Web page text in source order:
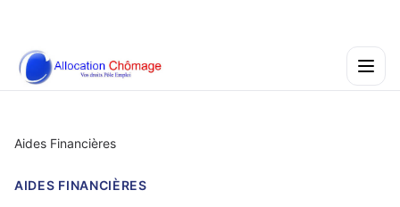
Aides Financières
AIDES FINANCIÈRES